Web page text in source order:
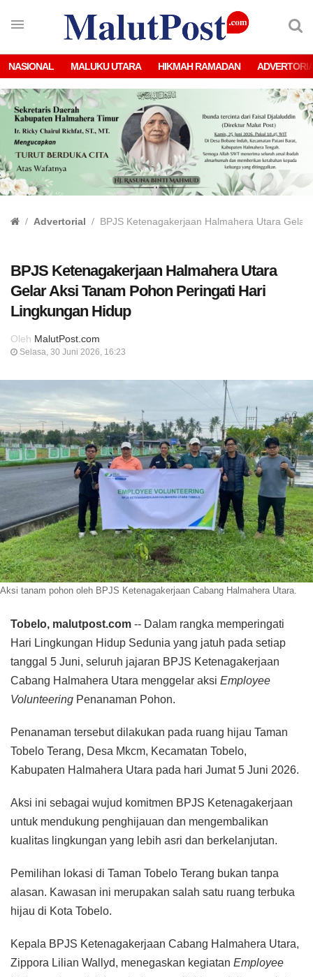
NASIONAL MALUKU UTARA HIKMAH RAMADAN
Advertorial BPJS Ketenagakerjaan Halmahera Utara
BPJS Ketenagakerjaan Halmahera Utara
Gelar Aksi Tanam Pohon Peringati Hari
Lingkungan Hidup
Oleh MalutPost.com
Selasa, 30 Juni 2026, 16:23
Aksi tanam pohon oleh BPJS Ketenagakerjaan Cabang Halmahera Utara.
Tobelo, malutpost.com -- Dalam rangka memperingati
Hari Lingkungan Hidup Sedunia yang jatuh pada setiap
tanggal 5 Juni, seluruh jajaran BPJS Ketenagakerjaan
Cabang Halmahera Utara menggelar aksi Employee
Volunteering Penanaman Pohon.
Penanaman tersebut dilakukan pada ruang hijau Taman
Tobelo Terang, Desa Mkcm, Kecamatan Tobelo,
Kabupaten Halmahera Utara pada hari Jumat 5 Juni 2026.
Aksi ini sebagai wujud komitmen BPJS Ketenagakerjaan
untuk mendukung penghijauan dan mengembalikan
kualitas lingkungan yang lebih asri dan berkelanjutan.
Pemilihan lokasi di Taman Tobelo Terang bukan tanpa
alasan. Kawasan ini merupakan salah satu ruang terbuka
hijau di Kota Tobelo.
Kepala BPJS Ketenagakerjaan Cabang Halmahera Utara,
Zippora Lilian Wallyd, menegaskan kegiatan Employee